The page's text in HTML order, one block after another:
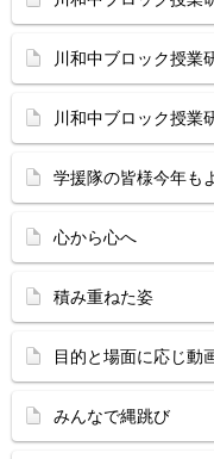
川和中ブロック授業
川和中ブロック授業
学援隊の皆様今年も
心から心へ
積み重ねた姿
目的と場面に応じ動
みんなで縄跳び